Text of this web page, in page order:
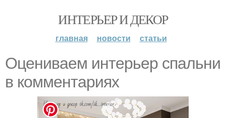
ИНТЕРЬЕР И ДЕКОР
главная новости статьи
Оцениваем интерьер спальни
в комментариях